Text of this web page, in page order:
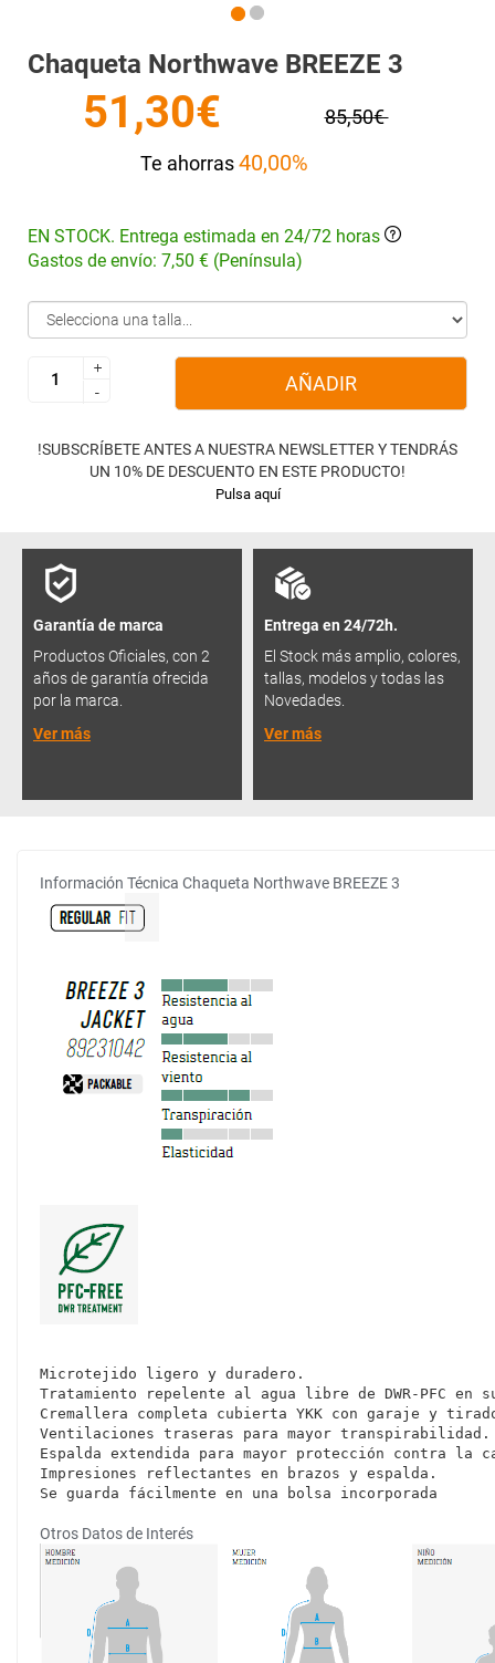
Chaqueta Northwave BREEZE 3
51,30€
85,50€
Te ahorras40,00%
EN STOCK. Entrega estimada en 24/72 horas
Gastos de envío: 7,50 € (Península)
+
-
+
-
AÑADIR
!SUBSCRÍBETE ANTES A NUESTRA NEWSLETTER Y TENDRÁS
UN 10% DE DESCUENTO EN ESTE PRODUCTO!
Pulsa aquí
Garantía de marca
Productos Oficiales, con 2
años de garantía ofrecida
por la marca.
Ver más
Entrega en 24/72h.
El Stock más amplio, colores,
tallas, modelos y todas las
Novedades.
Ver más
Información Técnica Chaqueta Northwave BREEZE 3
Microtejido ligero y duradero.
Tratamiento repelente al agua libre de DWR-PFC en
Cremallera completa cubierta YKK con garaje y
Ventilaciones traseras para mayor transpirabilidad.
Espalda extendida para mayor protección contra la
Impresiones reflectantes en brazos y espalda.
Se guarda fácilmente en una bolsa incorporada
Otros Datos de Interés